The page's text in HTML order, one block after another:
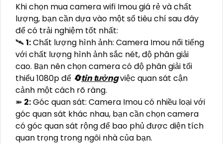
Khi chọn mua camera wifi Imou giá rẻ và chất
lượng, bạn cần dựa vào một số tiêu chí sau đây
để có trải nghiệm tốt nhất:
🛰 1:Chất lượng hình ảnh: Camera Imou nổi tiếng
với chất lượng hình ảnh sắc nét, độ phân giải
cao. Bạn nên chọn camera có độ phân giải tối
thiểu 1080p để 🔄tin tưởngviệc quan sát cận
cảnh một cách rõ ràng.
⤘ 2:Góc quan sát: Camera Imou có nhiều loại với
góc quan sát khác nhau, bạn cần chọn camera
có góc quan sát rộng để bao phủ được diện tích
quan trọng trong ngôi nhà của bạn.